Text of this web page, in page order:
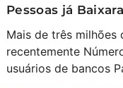
Pessoas já
Mais de três milhões
recentemente
usuários de bancos